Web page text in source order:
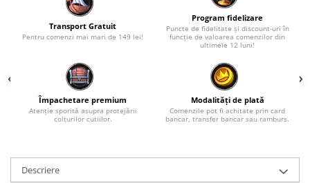
Transport Gratuit
Pentru comenzi mai mari de 149 lei!
Program fidelizare
Puncte de fidelitate și discount-uri în
funcție de valoarea comenzilor din
ultimele 12 luni!
Împachetare premium
Atenție sporită asupra protejării
colțurilor cutiilor.
Modalități de plată
Comenzile pot fi achitate prin card
bancar, transfer bancar sau ramburs.
Descriere